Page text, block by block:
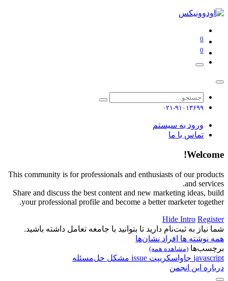
0
0
۰۲۱-۹۱۰۱۳۶۹۹
ورود به سیستم
تماس با ما
Welcome!
This community is for professionals and enthusiasts of our products
and services.
Share and discuss the best content and new marketing ideas, build
your professional profile and become a better marketer together.
Hide Intro Register
شما نیاز به ثبت‌نام دارید تا بتوانید با جامعه تعامل داشته باشید.
همه نوشته ها افراد نشان‌ها
برچسب‌ها (مشاهده همه)
javascript جاواسکریپت issue مشکل حل‌مسئله
درباره این انجمن